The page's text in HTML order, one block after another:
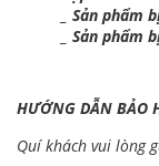
_ Sản phẩm
_ Sản
HƯỚNG DẪN BẢO
Quí khách vui lòng